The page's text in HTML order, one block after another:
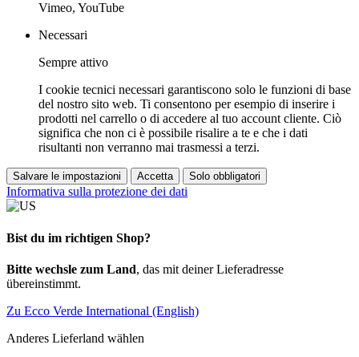
Vimeo, YouTube
Necessari
Sempre attivo
I cookie tecnici necessari garantiscono solo le funzioni di base
del nostro sito web. Ti consentono per esempio di inserire i
prodotti nel carrello o di accedere al tuo account cliente. Ciò
significa che non ci è possibile risalire a te e che i dati
risultanti non verranno mai trasmessi a terzi.
Salvare le impostazioni Accetta Solo obbligatori
Informativa sulla protezione dei dati
Bist du im richtigen Shop?
Bitte wechsle zum Land, das mit deiner Lieferadresse
übereinstimmt.
Zu Ecco Verde International (English)
Anderes Lieferland wählen